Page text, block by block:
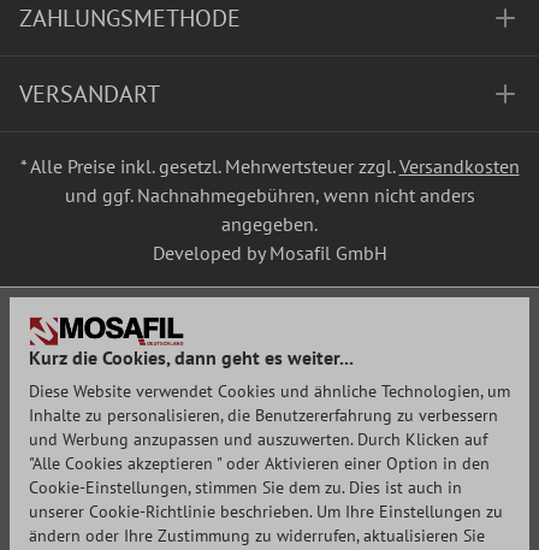
ZAHLUNGSMETHODE
VERSANDART
* Alle Preise inkl. gesetzl. Mehrwertsteuer zzgl.Versandkosten
und ggf. Nachnahmegebühren, wenn nicht anders
angegeben.
Developed by Mosafil GmbH
Kurz die Cookies, dann geht es weiter...
Diese Website verwendet Cookies und ähnliche Technologien, um
Inhalte zu personalisieren, die Benutzererfahrung zu verbessern
und Werbung anzupassen und auszuwerten. Durch Klicken auf
"Alle Cookies akzeptieren " oder Aktivieren einer Option in den
Cookie-Einstellungen, stimmen Sie dem zu. Dies ist auch in
unserer Cookie-Richtlinie beschrieben. Um Ihre Einstellungen zu
ändern oder Ihre Zustimmung zu widerrufen, aktualisieren Sie